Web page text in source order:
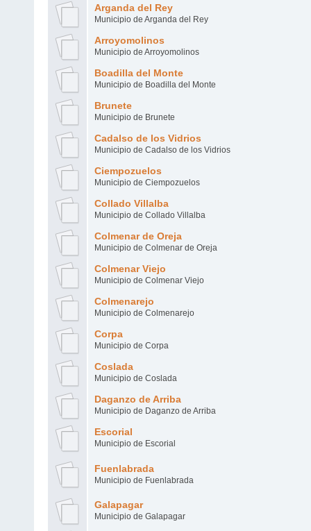
Arganda del Rey
Municipio de Arganda del Rey
Arroyomolinos
Municipio de Arroyomolinos
Boadilla del Monte
Municipio de Boadilla del Monte
Brunete
Municipio de Brunete
Cadalso de los Vidrios
Municipio de Cadalso de los Vidrios
Ciempozuelos
Municipio de Ciempozuelos
Collado Villalba
Municipio de Collado Villalba
Colmenar de Oreja
Municipio de Colmenar de Oreja
Colmenar Viejo
Municipio de Colmenar Viejo
Colmenarejo
Municipio de Colmenarejo
Corpa
Municipio de Corpa
Coslada
Municipio de Coslada
Daganzo de Arriba
Municipio de Daganzo de Arriba
Escorial
Municipio de Escorial
Fuenlabrada
Municipio de Fuenlabrada
Galapagar
Municipio de Galapagar